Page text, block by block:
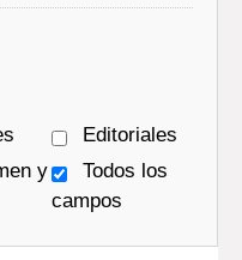
Editoriales
y
Todos los
campos